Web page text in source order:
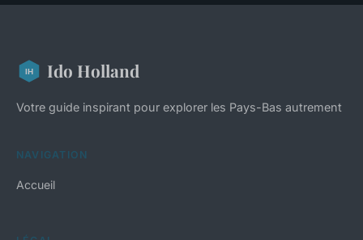
Ido Holland
Votre guide inspirant pour explorer les Pays-Bas autrement
NAVIGATION
Accueil